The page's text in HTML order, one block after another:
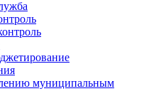
муниципальным